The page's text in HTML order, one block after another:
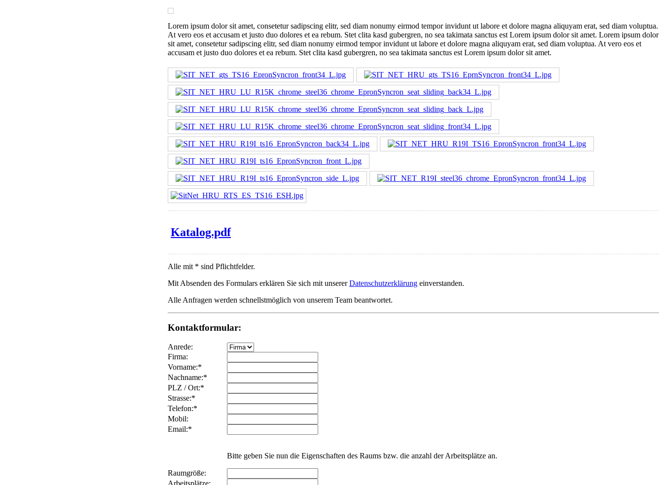
Lorem ipsum dolor sit amet, consetetur sadipscing elitr, sed diam nonumy eirmod tempor invidunt ut labore et dolore magna aliquyam erat, sed diam voluptua.
At vero eos et accusam et justo duo dolores et ea rebum. Stet clita kasd gubergren, no sea takimata sanctus est Lorem ipsum dolor sit amet. Lorem ipsum dolor
sit amet, consetetur sadipscing elitr, sed diam nonumy eirmod tempor invidunt ut labore et dolore magna aliquyam erat, sed diam voluptua. At vero eos et
accusam et justo duo dolores et ea rebum. Stet clita kasd gubergren, no sea takimata sanctus est Lorem ipsum dolor sit amet.
Katalog.pdf
Alle mit * sind Pflichtfelder.
Mit Absenden des Formulars erklären Sie sich mit unsererDatenschutzerklärung einverstanden.
Alle Anfragen werden schnellstmöglich von unserem Team beantwortet.
Kontaktformular:
Anrede:
Firma:
Vorname:*
Nachname:*
PLZ / Ort:*
Strasse:*
Telefon:*
Mobil:
Email:*
Bitte geben Sie nun die Eigenschaften des Raums bzw. die anzahl der Arbeitsplätze an.
Raumgröße: